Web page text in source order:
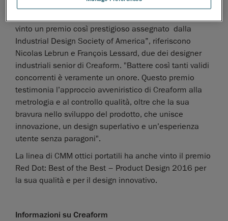
vinto un premio così prestigioso assegnato dalla
Industrial Design Society of America”, riferiscono
Nicolas Lebrun e François Lessard, due dei designer
industriali senior di Creaform. "Battere così tanti validi
concorrenti è veramente un onore. Questo premio
testimonia l’approccio avveniristico di Creaform alla
metrologia e al controllo qualità, oltre che la sua
bravura nello sviluppo del prodotto, che unisce
innovazione, un design superlativo e un’esperienza
utente senza paragoni".
La linea di CMM ottici portatili ha anche vinto il premio
Red Dot: Best of the Best – Product Design 2016 per
la sua qualità e per il design innovativo.
Informazioni su Creaform